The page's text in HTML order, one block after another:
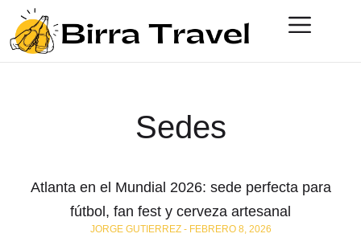
Sedes
Atlanta en el Mundial 2026: sede perfecta para
fútbol, fan fest y cerveza artesanal
JORGE GUTIERREZ FEBRERO 8, 2026